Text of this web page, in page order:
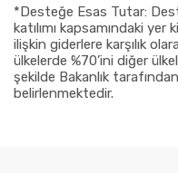
*Desteğe Esas Tutar:
katılımı kapsamındaki yer
ilişkin giderlere karşılık
ülkelerde %70’ini diğer
şekilde Bakanlık
belirlenmektedir.